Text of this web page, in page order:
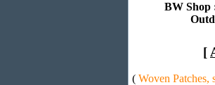
BW Shop
[
( Woven Patches,